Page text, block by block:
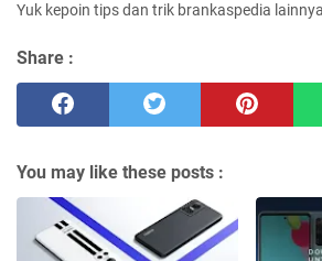
Yuk kepoin tips dan trik brankaspedia
Share :
You may like these posts :